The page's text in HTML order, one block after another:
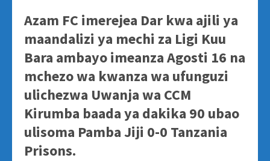
Azam FC imerejea Dar kwa ajili ya
maandalizi ya mechi za Ligi Kuu
Bara ambayo imeanza Agosti 16 na
mchezo wa kwanza wa ufunguzi
ulichezwa Uwanja wa CCM
Kirumba baada ya dakika 90 ubao
ulisoma Pamba Jiji 0-0 Tanzania
Prisons.